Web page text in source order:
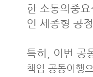
한 소통의중
인 세종형 공
특히, 이번 공
책임 공동이행